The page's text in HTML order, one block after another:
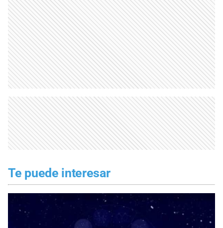
Te puede interesar